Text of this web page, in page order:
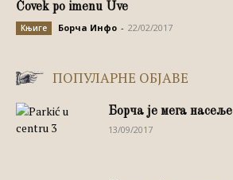
Čovek po imenu Uve
Књиге Борча Инфо - 22/02/2017
ПОПУЛАРНЕ ОБЈАВЕ
Борча је мега насеље
13/09/2017